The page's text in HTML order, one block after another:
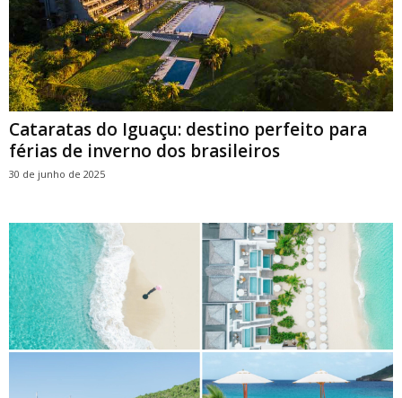
Cataratas do Iguaçu: destino perfeito para
férias de inverno dos brasileiros
30 de junho de 2025